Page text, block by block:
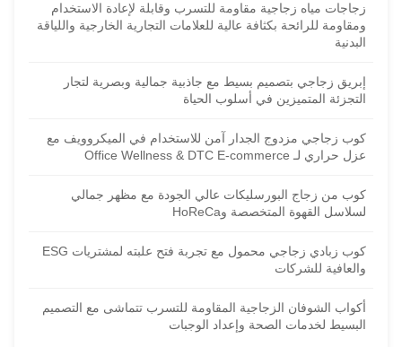
زجاجات مياه زجاجية مقاومة للتسرب وقابلة لإعادة الاستخدام
ومقاومة للرائحة بكثافة عالية للعلامات التجارية الخارجية واللياقة
البدنية
إبريق زجاجي بتصميم بسيط مع جاذبية جمالية وبصرية لتجار
التجزئة المتميزين في أسلوب الحياة
كوب زجاجي مزدوج الجدار آمن للاستخدام في الميكروويف مع
عزل حراري لـ Office Wellness & DTC E-commerce
كوب من زجاج البورسليكات عالي الجودة مع مظهر جمالي
لسلاسل القهوة المتخصصة وHoReCa
كوب زبادي زجاجي محمول مع تجربة فتح علبته لمشتريات ESG
والعافية للشركات
أكواب الشوفان الزجاجية المقاومة للتسرب تتماشى مع التصميم
البسيط لخدمات الصحة وإعداد الوجبات